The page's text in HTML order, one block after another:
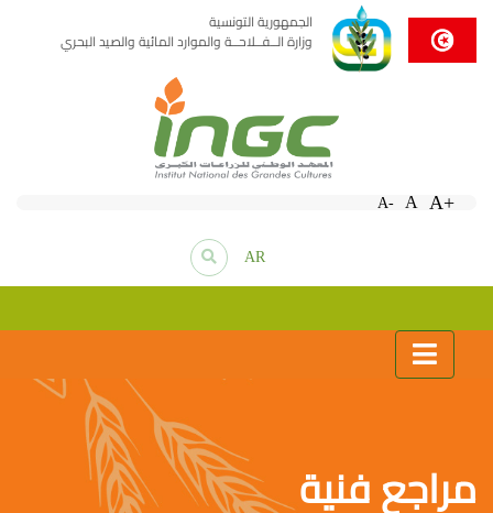
الجمهورية التونسية
وزارة الــفــلاحــة والموارد المائية والصيد البحري
A- A A+
AR
مراجع فنية